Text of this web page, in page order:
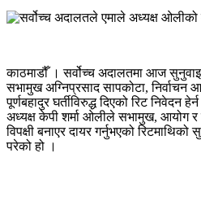
काठमाडौँ । सर्वोच्च अदालतमा आज
सभामुख अग्निप्रसाद सापकोटा, निर्वाचन
पूर्णबहादुर घर्तीविरुद्ध दिएको रिट निवेदन
अध्यक्ष केपी शर्मा ओलीले सभामुख, आयोग
विपक्षी बनाएर दायर गर्नुभएको
परेको हो ।